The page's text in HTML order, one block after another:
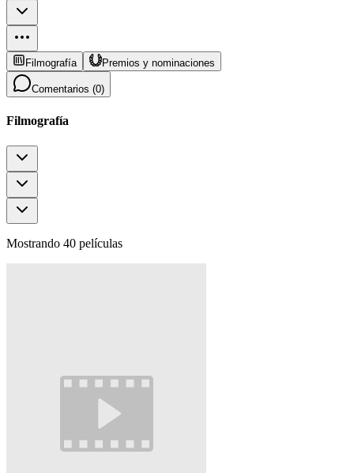
Filmografía Premios y nominaciones
Comentarios (0)
Filmografía
Mostrando 40 películas